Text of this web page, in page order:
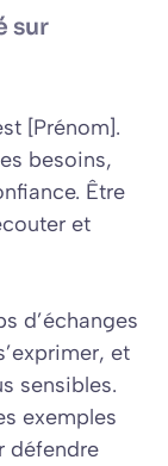
sur
[Prénom].
besoins,
Être
et
d’échanges
et
sensibles.
exemples
défendre